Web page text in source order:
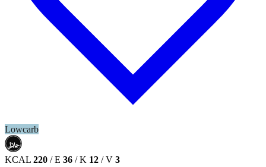
Lowcarb
حلال
HALAL
KCAL 220 / E 36 / K 12 / V 3